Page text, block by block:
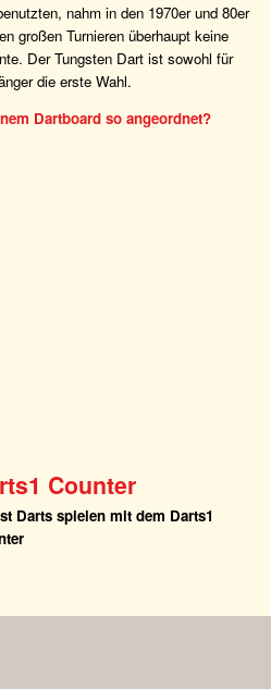
nahm in den 1970er und 80er
großen Turnieren überhaupt keine
Der Tungsten Dart ist sowohl für
die erste Wahl.
Dartboard so angeordnet?
Counter
Darts spielen mit dem Darts1